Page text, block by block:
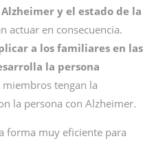
y el estado de la
actuar en consecuencia.
a los familiares en las
la persona
tengan la
la persona con Alzheimer.
forma muy eficiente para